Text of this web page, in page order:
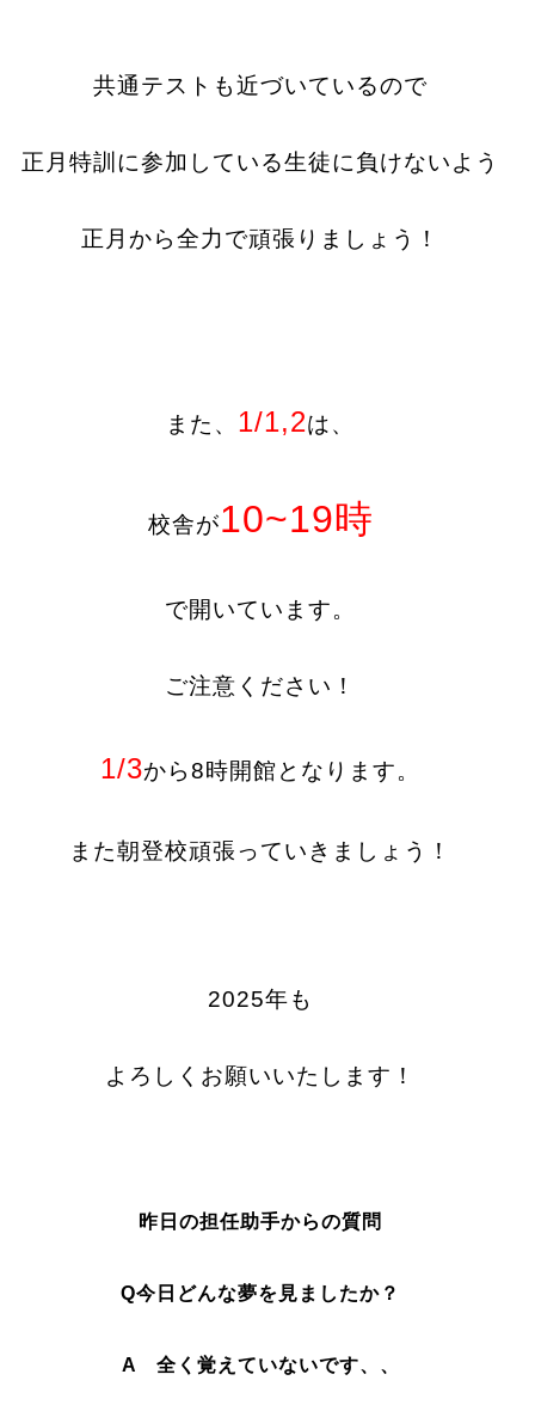
共通テストも近づいているので
正月特訓に参加している生徒に負けないよう
正月から全力で頑張りましょう！
また、 1/1,2は、
校舎が10~19時
で開いています。
ご注意ください！
1/3から8時開館となります。
また朝登校頑張っていきましょう！
2025年も
よろしくお願いいたします！
昨日の担任助手からの質問
Q今日どんな夢を見ましたか？
A 全く覚えていないです、、